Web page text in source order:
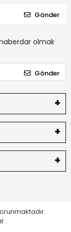
Gönder
olmak
Gönder